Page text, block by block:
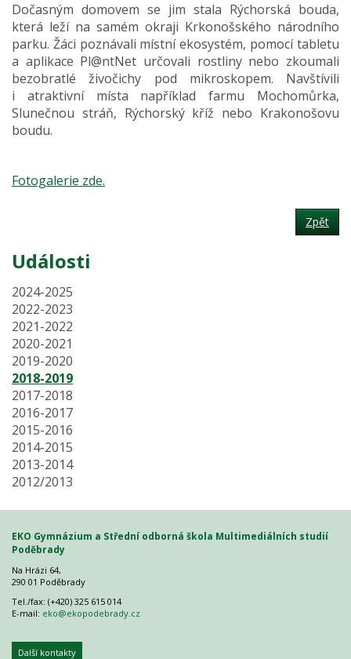
Dočasným domovem se jim stala Rýchorská bouda,
která leží na samém okraji Krkonošského národního
parku. Žáci poznávali místní ekosystém, pomocí tabletu
a aplikace Pl@ntNet určovali rostliny nebo zkoumali
bezobratlé živočichy pod mikroskopem. Navštívili
i atraktivní místa například farmu Mochomůrka,
Slunečnou stráň, Rýchorský kříž nebo Krakonošovu
boudu.
Fotogalerie zde.
Zpět
Události
2024-2025
2022-2023
2021-2022
2020-2021
2019-2020
2018-2019
2017-2018
2016-2017
2015-2016
2014-2015
2013-2014
2012/2013
EKO Gymnázium a Střední odborná škola Multimediálních studií
Poděbrady
Na Hrázi 64,
290 01 Poděbrady
Tel./fax: (+420) 325 615 014
E-mail: eko@ekopodebrady.cz
Další kontakty